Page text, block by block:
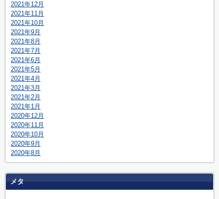
2021年12月
2021年11月
2021年10月
2021年9月
2021年8月
2021年7月
2021年6月
2021年5月
2021年4月
2021年3月
2021年2月
2021年1月
2020年12月
2020年11月
2020年10月
2020年9月
2020年8月
メタ